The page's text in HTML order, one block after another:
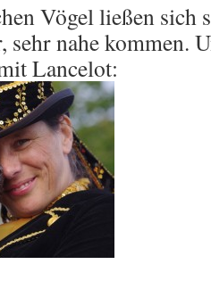
Vögel ließen sich
sehr nahe kommen.
Lancelot: